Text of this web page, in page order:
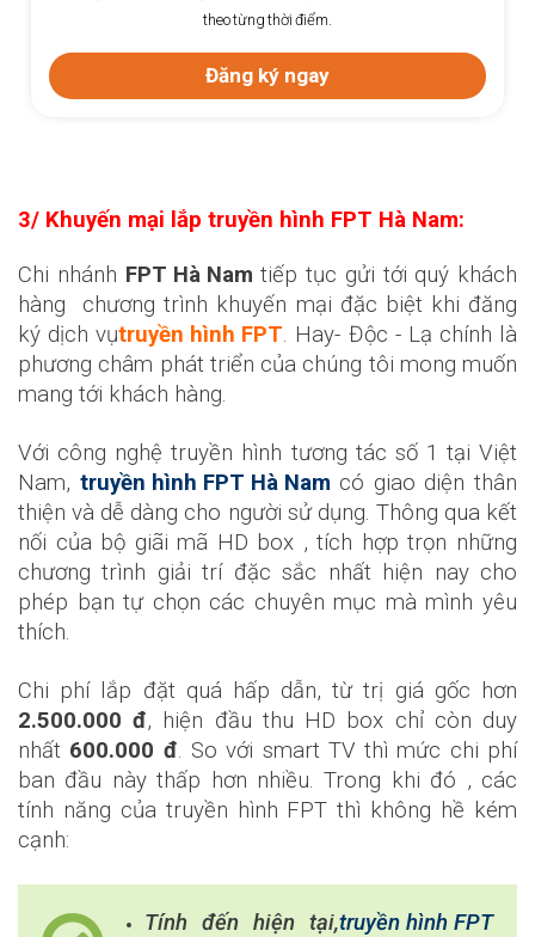
theo từng thời điểm.
Đăng ký ngay
3/ Khuyến mại lắp truyền hình FPT Hà Nam:
Chi nhánh FPT Hà Nam tiếp tục gửi tới quý khách
hàng chương trình khuyến mại đặc biệt khi đăng
ký dịch vụtruyền hình FPT. Hay- Độc - Lạ chính là
phương châm phát triển của chúng tôi mong muốn
mang tới khách hàng.
Với công nghệ truyền hình tương tác số 1 tại Việt
Nam, truyền hình FPT Hà Nam có giao diện thân
thiện và dễ dàng cho người sử dụng. Thông qua kết
nối của bộ giãi mã HD box , tích hợp trọn những
chương trình giải trí đặc sắc nhất hiện nay cho
phép bạn tự chọn các chuyên mục mà mình yêu
thích.
Chi phí lắp đặt quá hấp dẫn, từ trị giá gốc hơn
2.500.000 đ, hiện đầu thu HD box chỉ còn duy
nhất 600.000 đ. So với smart TV thì mức chi phí
ban đầu này thấp hơn nhiều. Trong khi đó , các
tính năng của truyền hình FPT thì không hề kém
cạnh:
Tính đến hiện tại,truyền hình FPT